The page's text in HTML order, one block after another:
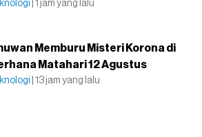
| 1 jam yang lalu
Memburu Misteri Korona di
Matahari 12 Agustus
| 13 jam yang lalu